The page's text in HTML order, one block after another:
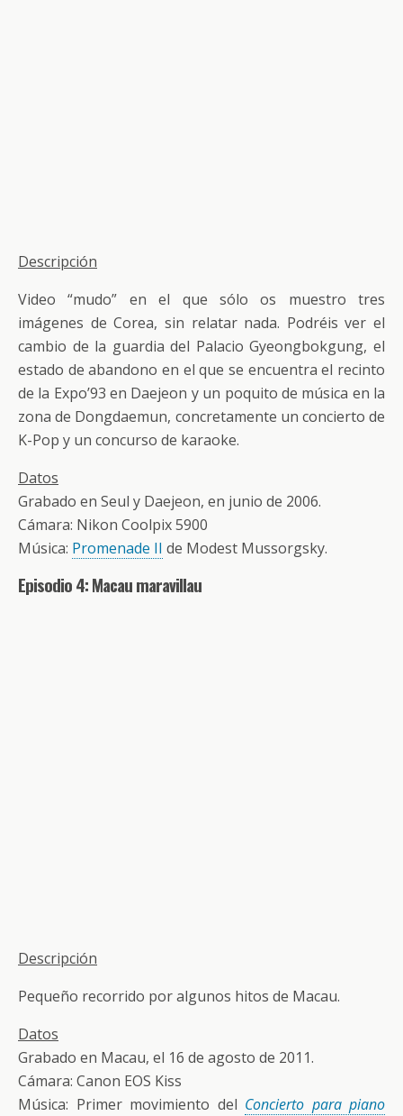
Descripción
Video “mudo” en el que sólo os muestro tres
imágenes de Corea, sin relatar nada. Podréis ver el
cambio de la guardia del Palacio Gyeongbokgung, el
estado de abandono en el que se encuentra el recinto
de la Expo’93 en Daejeon y un poquito de música en la
zona de Dongdaemun, concretamente un concierto de
K-Pop y un concurso de karaoke.
Datos
Grabado en Seul y Daejeon, en junio de 2006.
Cámara: Nikon Coolpix 5900
Música: Promenade II de Modest Mussorgsky.
Episodio 4: Macau maravillau
Descripción
Pequeño recorrido por algunos hitos de Macau.
Datos
Grabado en Macau, el 16 de agosto de 2011.
Cámara: Canon EOS Kiss
Música: Primer movimiento del Concierto para piano